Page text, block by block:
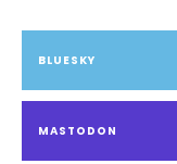
BLUESKY
MASTODON